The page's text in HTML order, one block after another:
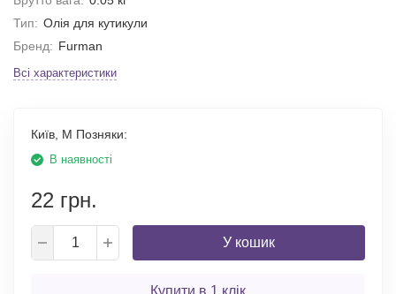
Тип: Олія для кутикули
Бренд: Furman
Всі характеристики
Київ, М Позняки:
В наявності
22 грн.
У кошик
Купити в 1 клік